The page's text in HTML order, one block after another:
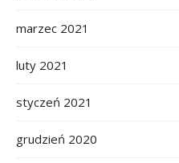
marzec 2021
luty 2021
styczeń 2021
grudzień 2020